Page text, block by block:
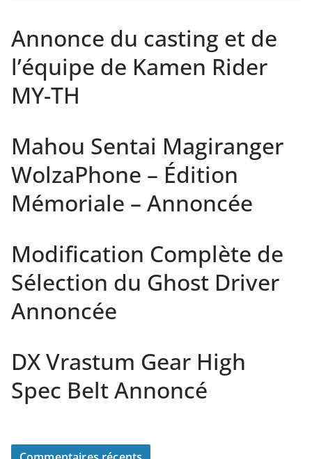
Annonce du casting et de
l’équipe de Kamen Rider
MY-TH
Mahou Sentai Magiranger
WolzaPhone – Édition
Mémoriale – Annoncée
Modification Complète de
Sélection du Ghost Driver
Annoncée
DX Vrastum Gear High
Spec Belt Annoncé